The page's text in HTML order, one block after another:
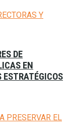
DE
EN
ESTRATÉGICOS